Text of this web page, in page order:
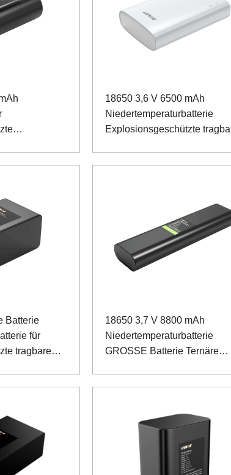
18650 3,6 V 6500 mAh
Niedertemperaturbatterie
Explosionsgeschützte
Batterie
für
tragbare
18650 3,7 V 8800 mAh
Niedertemperaturbatterie
GROSSE Batterie Ternäre